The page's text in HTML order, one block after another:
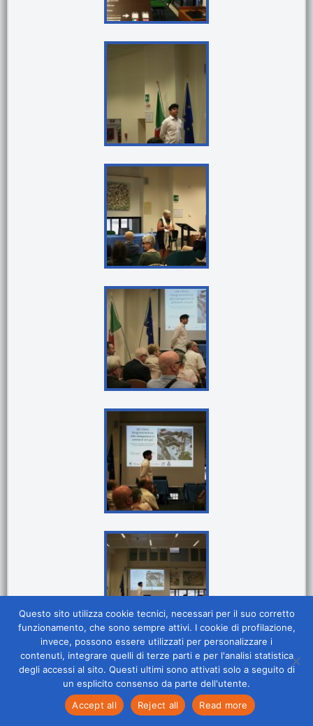
Questo sito utilizza cookie tecnici, necessari per il suo corretto
funzionamento, che sono sempre attivi. I cookie di profilazione,
invece, possono essere utilizzati per personalizzare i
contenuti, integrare quelli di terze parti e per l'analisi statistica
degli accessi al sito. Questi ultimi sono attivati solo a seguito di
un esplicito consenso da parte dell'utente.
Accept all
Reject all Read more